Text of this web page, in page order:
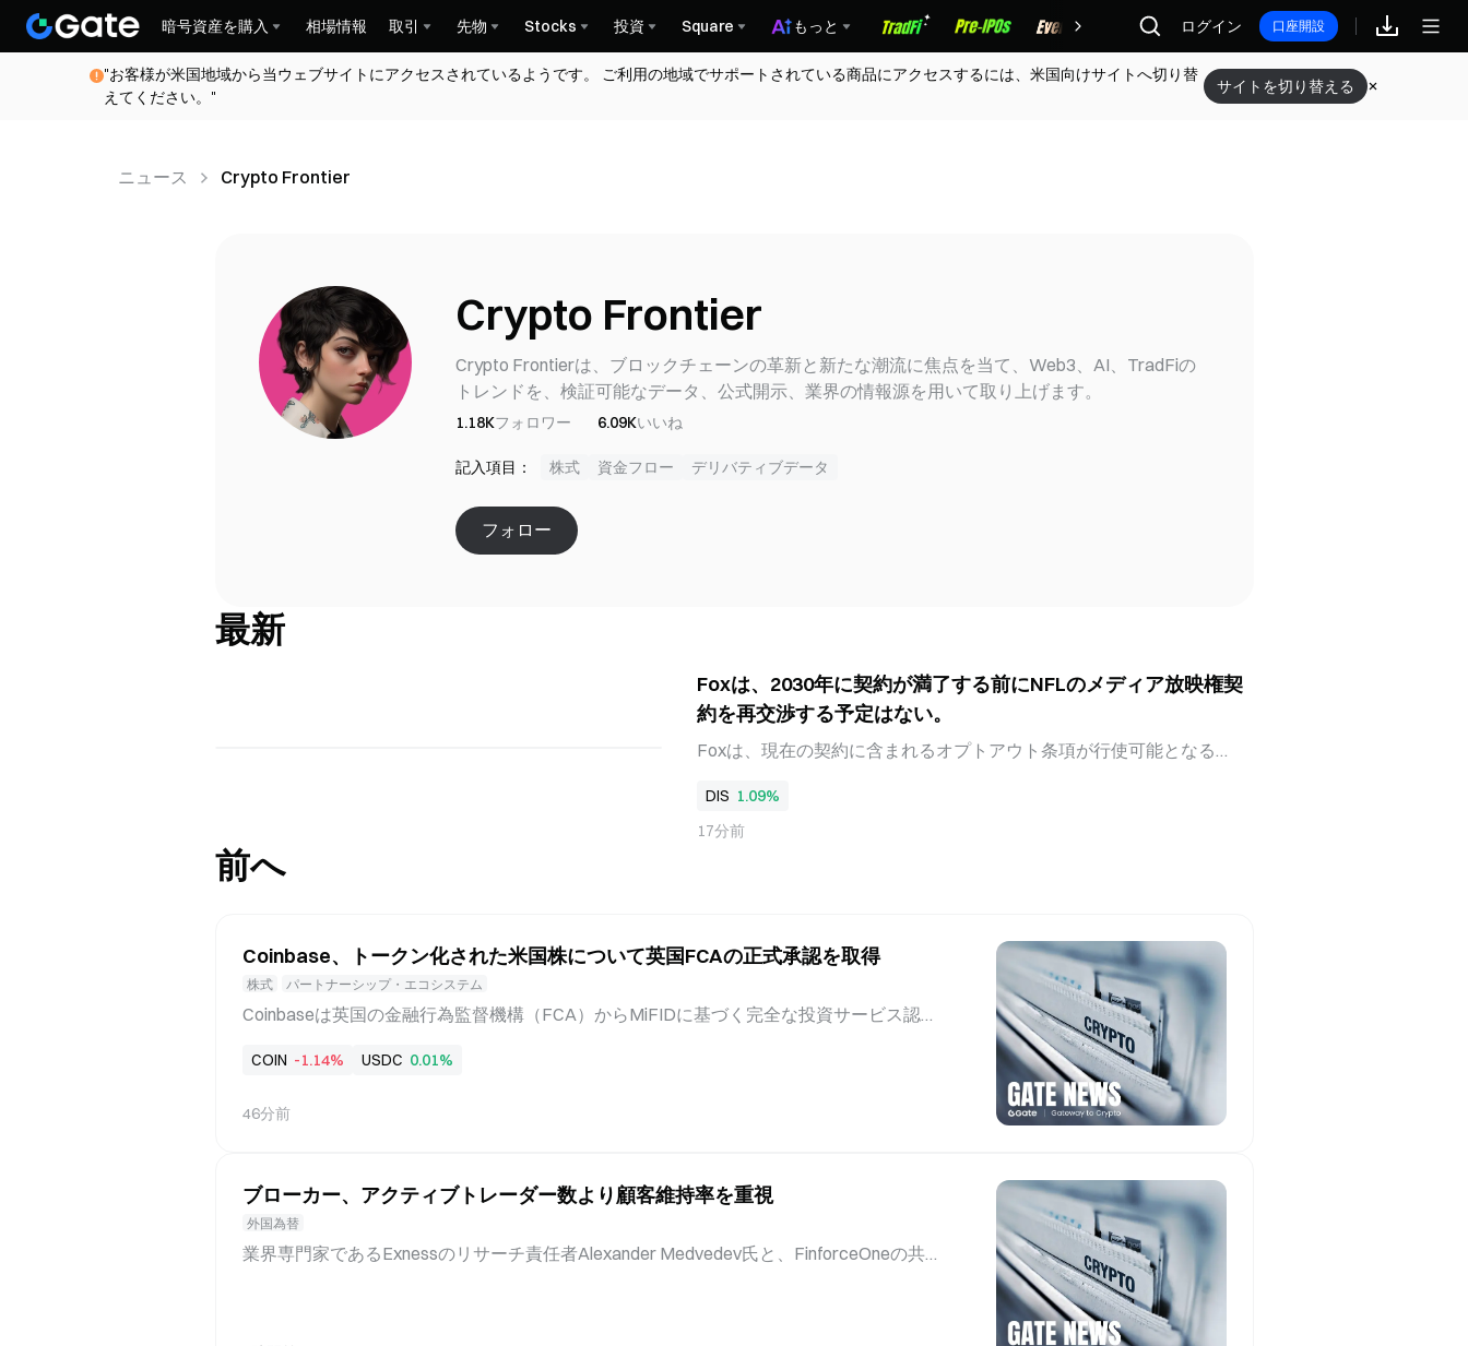
暗号資産を購入 相場情報 取引 先物 Stocks 投資 Square もっと 報酬 ログイン 口座開設
"お客様が米国地域から当ウェブサイトにアクセスされているようです。 ご利用の地域でサポートされている商品にアクセスするには、米国向けサイトへ切り替
えてください。"
サイトを切り替える
ニュース Crypto Frontier
Crypto Frontier
Crypto Frontierは、ブロックチェーンの革新と新たな潮流に焦点を当て、Web3、AI、TradFiの
トレンドを、検証可能なデータ、公式開示、業界の情報源を用いて取り上げます。
1.18Kフォロワー 6.09Kいいね
記入項目： 株式 資金フロー デリバティブデータ
フォロー
最新
Foxは、2030年に契約が満了する前にNFLのメディア放映権契
約を再交渉する予定はない。
Foxは、現在の契約に含まれるオプトアウト条項が行使可能となる
高経営責任者（CEO）のLachlan Murdoch氏が木曜日の決算説明会で述
べた。この決定は、オプトアウト条項の撤廃とライブ放映権料の引き
る。これは、放送パートナー全体でメディア放映権の評価額を見直す
幅広い取り組みの一環である。 Murdoch氏、Foxは2029年まで現行契
約条件を維持すると確認 Murdoch氏は、NFLとの予備協議を受け、Fox
は現行契約の満了前に新たな契約を結ばないことを決めたと述べた。
「シーズンに先立ち、私たちは最近、リーグと非常に綿密で実りある
協議を行いました。その結果、2029年シーズンの終了まで続く既存の
DIS 1.09%
17分前
前へ
Coinbase、トークン化された米国株について英国FCAの正式承認を取得
株式 パートナーシップ・エコシステム
Coinbaseは英国の金融行為監督機構（FCA）からMiFIDに基づく完全な投資サービス認可
式、デリバティブ、無期限先物を提供できるようになった。この認可により、Coinbaseは
け取る権利を備えたトークン化株式を提供できる。これにより同プラットフォームは、従
あり、暗号資産登録しか保有していない競合取引所が現在提供できない商品群を、Coinba
seが単一のプラットフォームに統合して提供することを可能にする。これは、英国の包括
的な暗号資産フレームワークが2027年後半頃に導入されると見込まれるのに先行するも
COIN -1.14% USDC 0.01%
46分前
ブローカー、アクティブトレーダー数より顧客維持率を重視
外国為替
業界専門家であるExnessのリサーチ責任者Alexander Medvedev氏と、FinforceOneの共同